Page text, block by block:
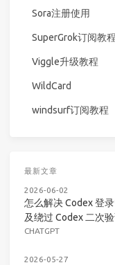
Sora注册使用
SuperGrok订阅教程
Viggle升级教程
WildCard
windsurf订阅教程
最新文章
2026-06-02
怎么解决 Codex 登
及绕过 Codex 二次
CHATGPT
2026-05-27